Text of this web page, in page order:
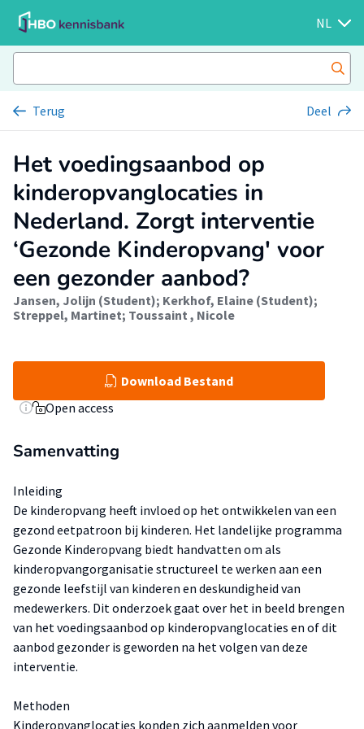
NL
Terug Deel
Het voedingsaanbod op
kinderopvanglocaties in
Nederland. Zorgt interventie
‘Gezonde Kinderopvang' voor
een gezonder aanbod?
Jansen, Jolijn (Student); Kerkhof, Elaine (Student);
Streppel, Martinet; Toussaint , Nicole
Download Bestand
Open access
Samenvatting
Inleiding
De kinderopvang heeft invloed op het ontwikkelen van een
gezond eetpatroon bij kinderen. Het landelijke programma
Gezonde Kinderopvang biedt handvatten om als
kinderopvangorganisatie structureel te werken aan een
gezonde leefstijl van kinderen en deskundigheid van
medewerkers. Dit onderzoek gaat over het in beeld brengen
van het voedingsaanbod op kinderopvanglocaties en of dit
aanbod gezonder is geworden na het volgen van deze
interventie.
Methoden
Kinderopvanglocaties konden zich aanmelden voor